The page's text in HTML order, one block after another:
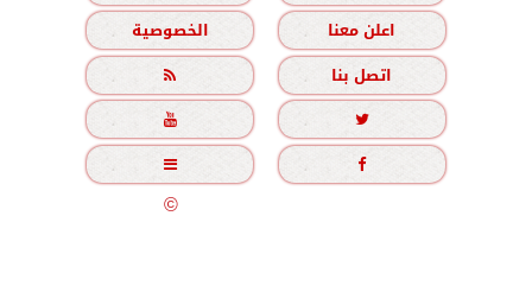
اعلن معنا
الخصوصية
اتصل بنا





جميع الحقوق محفوظة©